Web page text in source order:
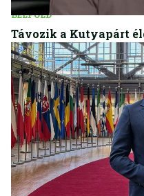
BELFÖLD
Távozik a Kutyapárt